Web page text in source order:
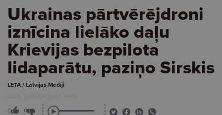
Ukrainas pārtvērējdroni
iznīcina lielāko daļu
Krievijas bezpilota
lidaparātu, paziņo Sirskis
LETA / Latvijas Mediji
2026. gada 04. jūnijs, 14:00
0 0